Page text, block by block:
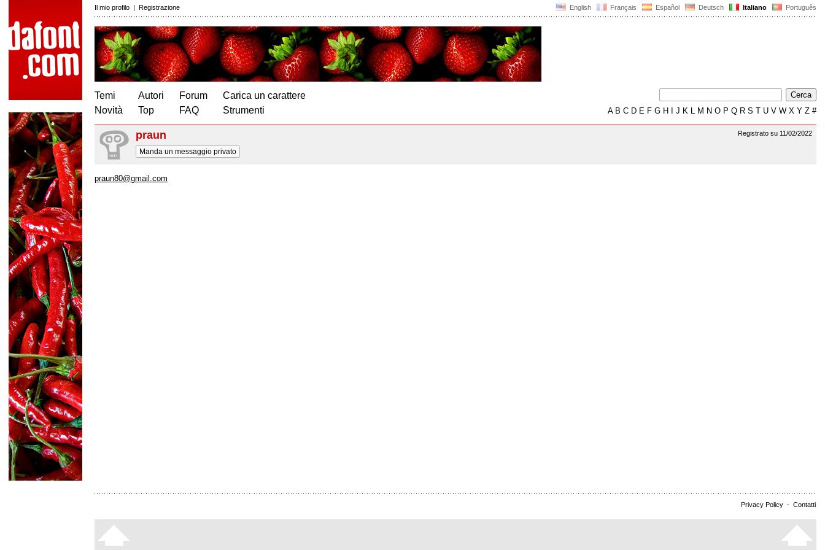
English Français Español Deutsch Italiano Português
Il mio profilo | Registrazione
Temi
Novità
Autori
Top
Forum
FAQ
Carica un carattere
Strumenti
AB C D E F G H J K L M N O P Q R S T U V W X Y Z #
Registrato su 11/02/2022
praun
Manda un messaggio privato
praun80@gmail.com
Privacy Policy - Contatti